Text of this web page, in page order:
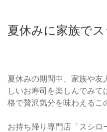
夏休みに家族で
夏休みの期間中、家族や友
しいお寿司を楽しんでみ
格で贅沢気分を味わえるこ
お持ち帰り専門店「スシロ